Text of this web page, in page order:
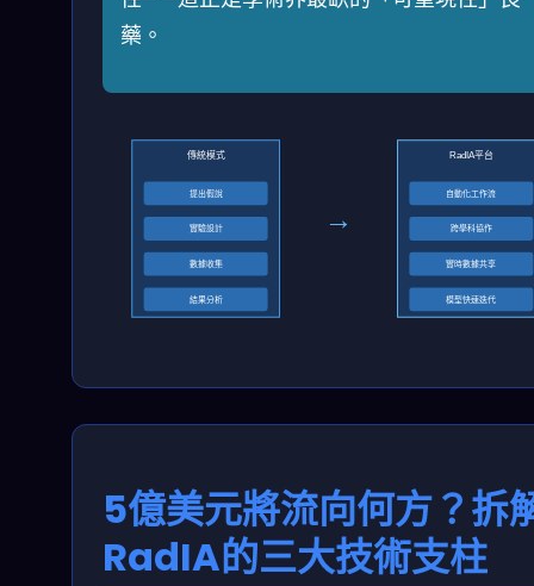
藥。
傳統模式
提出假說
實驗設計
數據收集
結果分析
→
RadIA平台
自動化工作流
跨學科協作
實時數據共享
模型快速迭代
5億美元將流向何方？拆
RadIA的三大技術支柱